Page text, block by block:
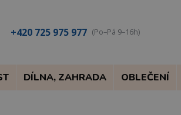
+420 725 975 977 (Po–Pá 9–16h)
DÍLNA, ZAHRADA OBLEČENÍ